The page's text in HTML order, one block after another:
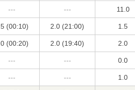
--- --- 11.0
(00:10) 2.0 (21:00) 1.5
(00:20) 2.0 (19:40) 2.0
--- --- 0.0
--- --- 1.0